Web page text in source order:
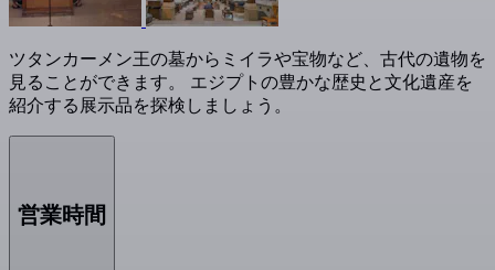
ツタンカーメン王の墓からミイラや宝物など、古代の遺物を
見ることができます。 エジプトの豊かな歴史と文化遺産を
紹介する展示品を探検しましょう。
営業時間